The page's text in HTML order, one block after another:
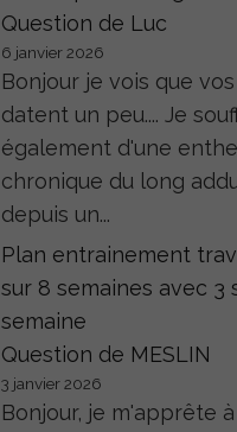
Question de Luc
6 janvier 2026
Bonjour je vois que
datent un peu.... Je
également d'une
chronique du long
depuis un...
Plan entrainement
sur 8 semaines avec 3
semaine
Question de MESLIN
3 janvier 2026
Bonjour, je m'apprête